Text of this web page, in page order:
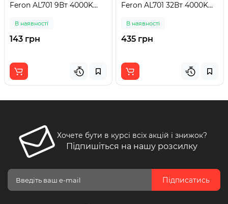
Feron AL701 9Вт 4000K
В наявності
143 грн
Feron AL701 32Вт 4000K
В наявності
435 грн
Хочете бути в курсі всіх акцій і знижок?
Підпишіться на нашу розсилку
Підписатись